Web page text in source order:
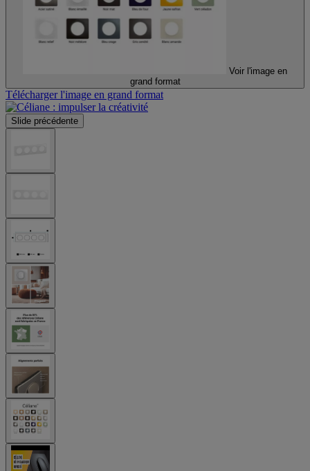
Voir l'image en
grand format
Télécharger l'image en grand format
Slide précédente